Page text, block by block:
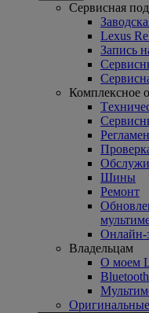
Сервисная
Lexus
Запись
Комплексное
Шины
Ремонт
Онлайн-
Владельцам
O моем
Bluetooth